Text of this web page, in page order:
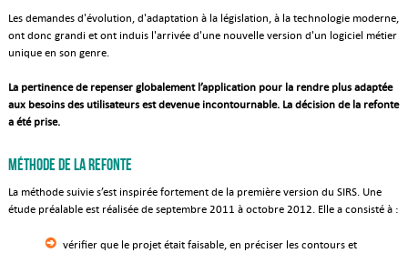
Les demandes d'évolution, d'adaptation à la législation, à la technologie moderne,
ont donc grandi et ont induis l'arrivée d'une nouvelle version d'un logiciel métier
unique en son genre.
La pertinence de repenser globalement l’application pour la rendre plus adaptée
aux besoins des utilisateurs est devenue incontournable. La décision de la refonte
a été prise.
Méthode de la refonte
La méthode suivie s’est inspirée fortement de la première version du SIRS. Une
étude préalable est réalisée de septembre 2011 à octobre 2012. Elle a consisté à :
vérifier que le projet était faisable, en préciser les contours et